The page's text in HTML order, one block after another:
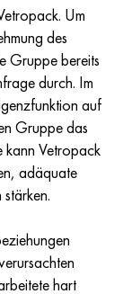
. Um
des
Gruppe bereits
durch. Im
auf
Gruppe das
kann Vetropack
adäquate
hart